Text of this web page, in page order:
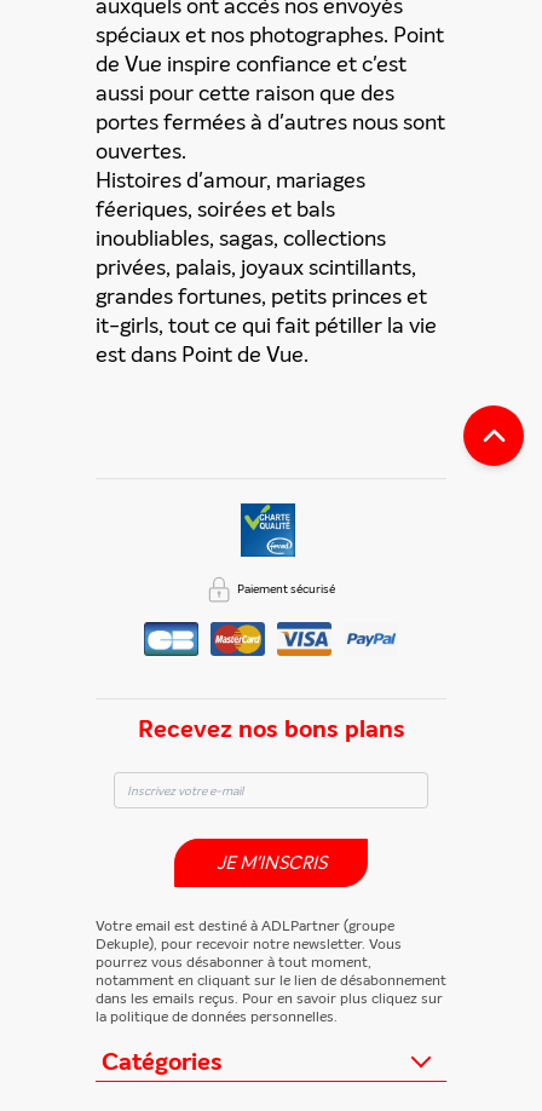
auxquels ont accès nos envoyés
spéciaux et nos photographes. Point
de Vue inspire confiance et c'est
aussi pour cette raison que des
portes fermées à d'autres nous sont
ouvertes.
Histoires d'amour, mariages
féeriques, soirées et bals
inoubliables, sagas, collections
privées, palais, joyaux scintillants,
grandes fortunes, petits princes et
it-girls, tout ce qui fait pétiller la vie
est dans Point de Vue.
Catégories
Recevez nos bons plans
JE M'INSCRIS
Votre email est destiné à ADLPartner (groupe
Dekuple), pour recevoir notre newsletter. Vous
pourrez vous désabonner à tout moment,
notamment en cliquant sur le lien de désabonnement
dans les emails reçus. Pour en savoir plus cliquez sur
la politique de données personnelles.
Paiement sécurisé